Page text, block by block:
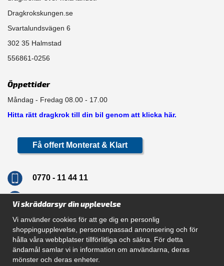
Dragkrokskungen.se
Svartalundsvägen 6
302 35 Halmstad
556861-0256
Öppettider
Måndag - Fredag 08.00 - 17.00
Hitta rätt dragkrok till din bil genom att klicka här.
Få offert Monterat & Klart
0770 - 11 44 11
Navigation
Hur beställer jag
Vi skräddarsyr din upplevelse
Vi använder cookies för att ge dig en personlig
shoppingupplevelse, personanpassad annonsering och för
hålla våra webbplatser tillförlitliga och säkra. För detta
ändamål samlar vi in information om användarna, deras
mönster och deras enheter.